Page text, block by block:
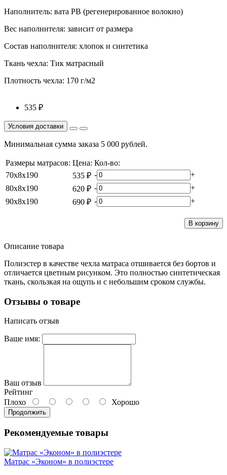
Наполнитель: вата РВ (регенерированное волокно)
Вес наполнителя: зависит от размера
Состав наполнителя: хлопок и синтетика
Ткань чехла: Тик матрасный
Плотность чехла: 170 г/м2
535 ₽
Минимальная сумма заказа 5 000 рублей.
В корзину
Размеры матрасов: Цена: Кол-во:
70х8х190
535 ₽ -
+
80х8х190
620 ₽ -
+
90х8х190
690 ₽ - +
Описание товара
Полиэстер в качестве чехла матраса отшивается без бортов и
отличается цветным рисунком. Это полностью синтетическая
ткань, скользкая на ощупь и с небольшим сроком службы.
Отзывы о товаре
Написать отзыв
Ваше имя:
Ваш отзыв
Рейтинг
Плохо
Хорошо
Продолжить
Рекомендуемые товары
Матрас «Эконом» в полиэстере